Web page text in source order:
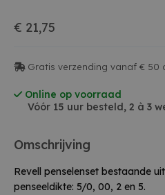
€ 21,75
Gratis verzending vanaf € 50
Online op voorraad
Vóór 15 uur besteld, 2 à 3
Omschrijving
Revell penselenset bestaande
penseeldikte: 5/0, 00, 2 en 5.